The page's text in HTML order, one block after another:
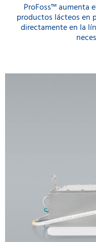
ProFoss™ aumenta
productos lácteos en
directamente en la